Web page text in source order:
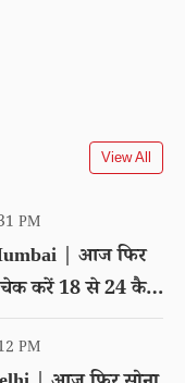
View All
PM
| आज फिर
करें 18 से 24 कैरेट
PM